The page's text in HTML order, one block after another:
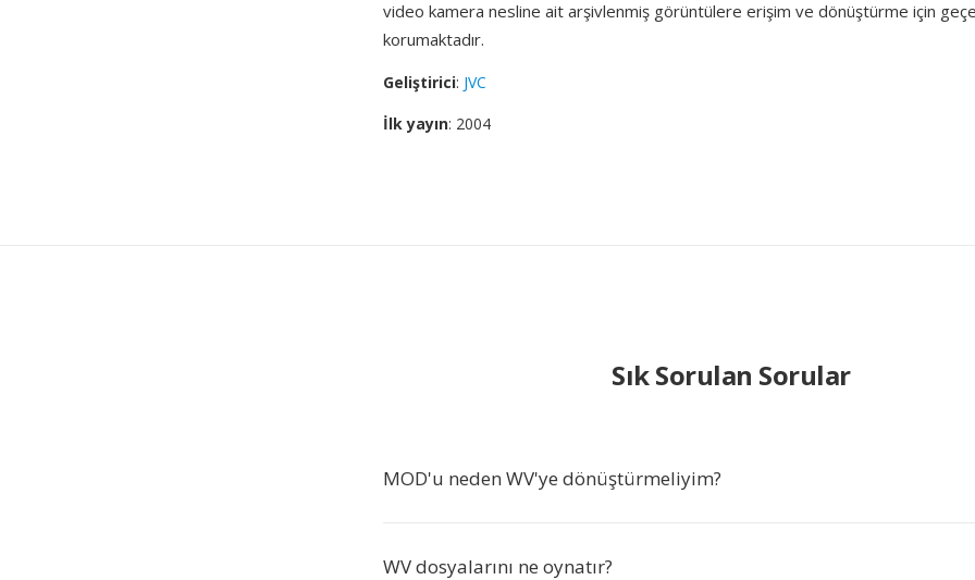
video kamera nesline ait arşivlenmiş görüntülere erişim ve dönüştürme için
korumaktadır.
Geliştirici: JVC
İlk yayın: 2004
Sık Sorulan Sorular
MOD'u neden WV'ye dönüştürmeliyim?
WV dosyalarını ne oynatır?